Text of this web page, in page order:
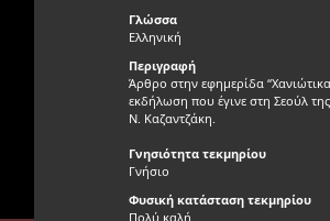
Γλώσσα
Ελληνική
Περιγραφή
Άρθρο στην εφημερίδα
εκδήλωση που έγινε στη Σεούλ
Ν. Καζαντζάκη.
Γνησιότητα τεκμηρίου
Γνήσιο
Φυσική κατάσταση τεκμηρίου
Πολύ καλή